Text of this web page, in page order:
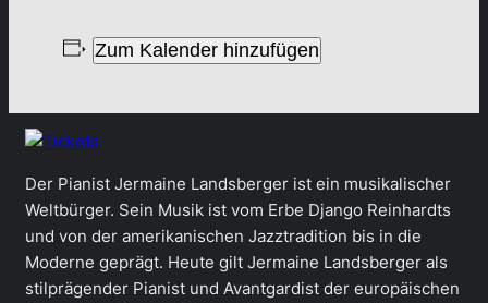
Zum Kalender hinzufügen
Der Pianist Jermaine Landsberger ist ein musikalischer
Weltbürger. Sein Musik ist vom Erbe Django Reinhardts
und von der amerikanischen Jazztradition bis in die
Moderne geprägt. Heute gilt Jermaine Landsberger als
stilprägender Pianist und Avantgardist der europäischen